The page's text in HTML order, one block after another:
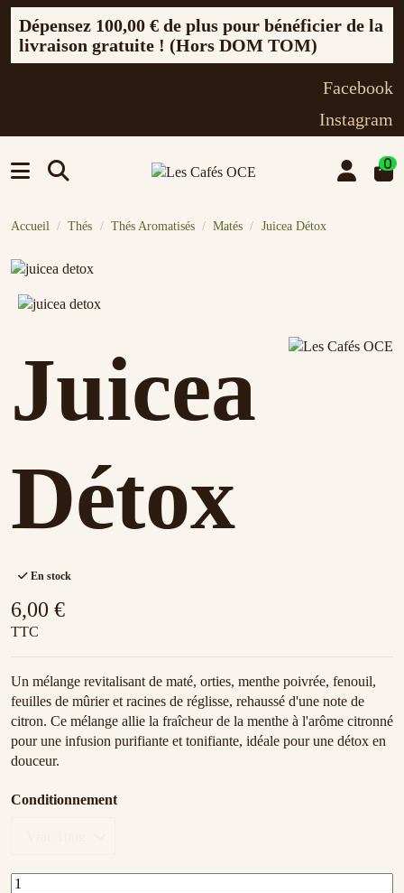
Dépensez 100,00 € de plus pour bénéficier de la
livraison gratuite ! (Hors DOM TOM)
Facebook
Instagram
0
Accueil Thés Thés Aromatisés Matés Juicea Détox
Juicea
Détox
En stock
6,00 €
TTC
Un mélange revitalisant de maté, orties, menthe poivrée, fenouil,
feuilles de mûrier et racines de réglisse, rehaussé d'une note de
citron. Ce mélange allie la fraîcheur de la menthe à l'arôme citronné
pour une infusion purifiante et tonifiante, idéale pour une détox en
douceur.
Conditionnement